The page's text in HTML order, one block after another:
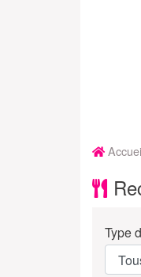
Type